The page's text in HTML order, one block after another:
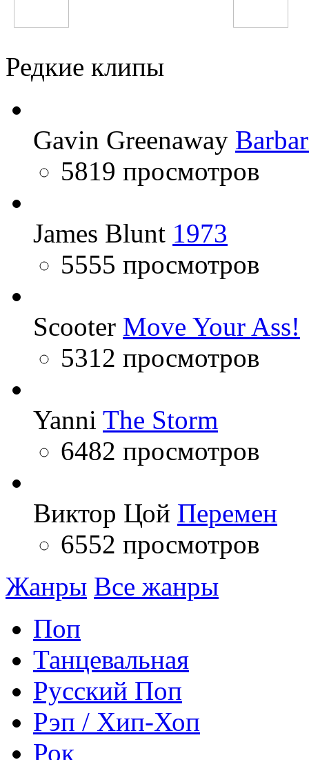
Редкие клипы
Gavin Greenaway
5819 просмотров
James Blunt 1973
5555 просмотров
Scooter Move Your Ass!
5312 просмотров
Yanni The Storm
6482 просмотров
Виктор Цой Перемен
6552 просмотров
Жанры Все жанры
Поп
Танцевальная
Русский Поп
Рэп / Хип-Хоп
Рок